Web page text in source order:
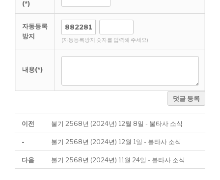
(*)
자동등록
방지
(자동등록방지 숫자를 입력해 주세요)
내용(*)
댓글 등록
이전 불기 2568년 (2024년) 12월 8일 - 불타사 소식
- 불기 2568년 (2024년) 12월 1일 - 불타사 소식
다음 불기 2568년 (2024년) 11월 24일 - 불타사 소식